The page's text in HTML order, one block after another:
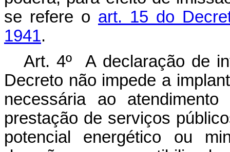
se refere o art. 15 do
1941.
Art. 4º A declaração de
Decreto não impede a
necessária ao
prestação de serviços
potencial energético ou